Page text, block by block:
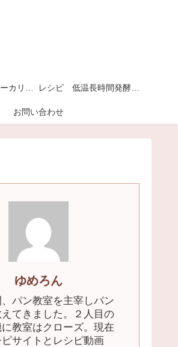
お問い合わせ
ゆめろん
、パン教室を主宰しパン
てきました。２人目の
教室はクローズ。現在
サイトとレシピ動画